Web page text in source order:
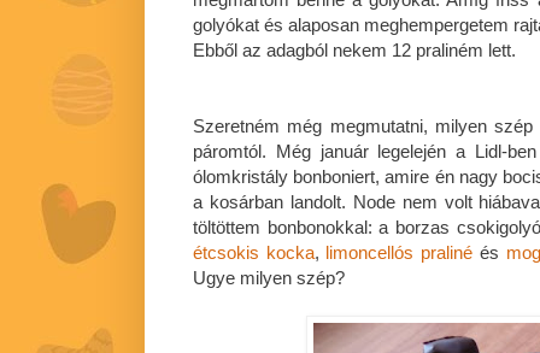
golyókat és alaposan meghempergetem
Ebből az adagból nekem 12 praliném lett.
Szeretném még megmutatni, milyen
páromtól. Még január legelején a Lidl-
ólomkristály bonboniert, amire én nagy
a kosárban landolt. Node nem volt
töltöttem bonbonokkal: a borzas
étcsokis kocka, limoncellós praliné és
Ugye milyen szép?